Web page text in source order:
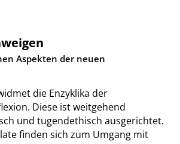
Aspekten der neuen
die Enzyklika der
Diese ist weitgehend
und tugendethisch ausgerichtet.
finden sich zum Umgang mit